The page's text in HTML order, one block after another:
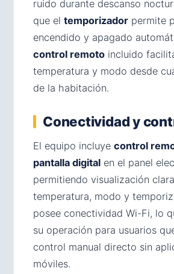
ruido durante descanso
que el temporizador permite
encendido y apagado
control remoto incluido
temperatura y modo desde
de la habitación.
Conectividad y
El equipo incluye control
pantalla digital en el panel
permitiendo visualización
temperatura, modo y
posee conectividad Wi-Fi, lo
su operación para usuarios
control manual directo sin
móviles.